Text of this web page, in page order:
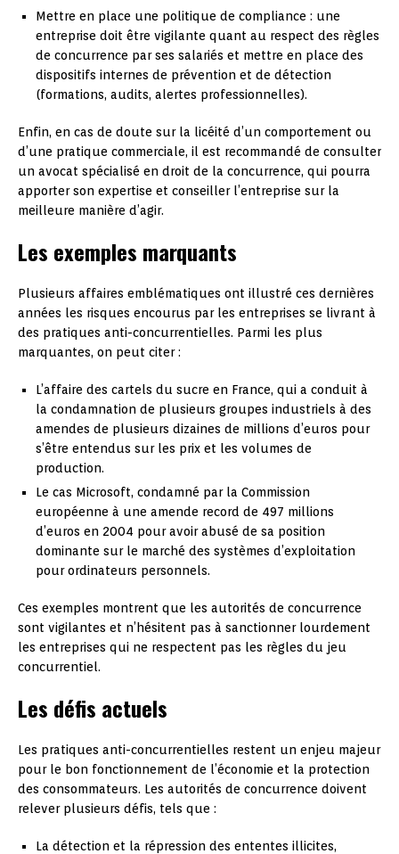
Mettre en place une politique de compliance : une
entreprise doit être vigilante quant au respect des règles
de concurrence par ses salariés et mettre en place des
dispositifs internes de prévention et de détection
(formations, audits, alertes professionnelles).
Enfin, en cas de doute sur la licéité d’un comportement ou
d’une pratique commerciale, il est recommandé de consulter
un avocat spécialisé en droit de la concurrence, qui pourra
apporter son expertise et conseiller l’entreprise sur la
meilleure manière d’agir.
Les exemples marquants
Plusieurs affaires emblématiques ont illustré ces dernières
années les risques encourus par les entreprises se livrant à
des pratiques anti-concurrentielles. Parmi les plus
marquantes, on peut citer :
L’affaire des cartels du sucre en France, qui a conduit à
la condamnation de plusieurs groupes industriels à des
amendes de plusieurs dizaines de millions d’euros pour
s’être entendus sur les prix et les volumes de
production.
Le cas Microsoft, condamné par la Commission
européenne à une amende record de 497 millions
d’euros en 2004 pour avoir abusé de sa position
dominante sur le marché des systèmes d’exploitation
pour ordinateurs personnels.
Ces exemples montrent que les autorités de concurrence
sont vigilantes et n’hésitent pas à sanctionner lourdement
les entreprises qui ne respectent pas les règles du jeu
concurrentiel.
Les défis actuels
Les pratiques anti-concurrentielles restent un enjeu majeur
pour le bon fonctionnement de l’économie et la protection
des consommateurs. Les autorités de concurrence doivent
relever plusieurs défis, tels que :
La détection et la répression des ententes illicites,